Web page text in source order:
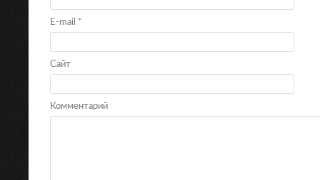
E-mail *
Сайт
Комментарий